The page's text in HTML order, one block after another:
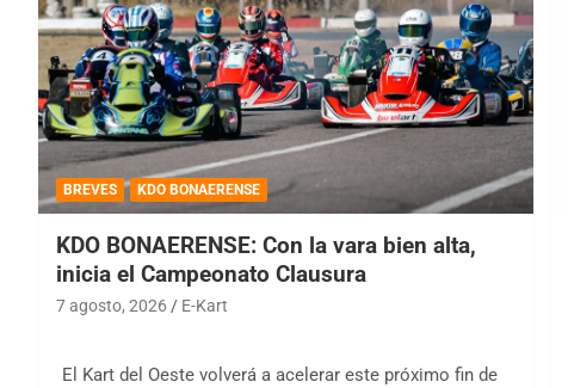
BREVES KDO BONAERENSE
KDO BONAERENSE: Con la vara bien alta,
inicia el Campeonato Clausura
7 agosto, 2026 E-Kart
El Kart del Oeste volverá a acelerar este próximo fin de